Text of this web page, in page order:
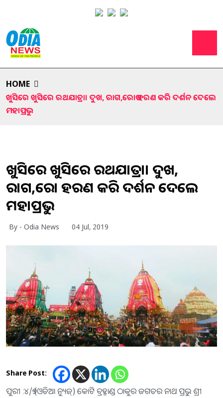
HOME
ଖୁସିରେ ଖୁସିରେ ରଥଯାତ୍ରା। ଦୁଖ, ରାଗ,ରୋଷ ହରଣ କରି ଦର୍ଶନ ଦେଲେ
ମହାପ୍ରଭୁ
ଖୁସିରେ ଖୁସିରେ ରଥଯାତ୍ରା। ଦୁଖ,
ରାଗ,ରୋଷ ହରଣ କରି ଦର୍ଶନ ଦେଲେ
ମହାପ୍ରଭୁ
By - Odia News 04 Jul, 2019
Share Post:
ପୁରୀ :୪/୭ (ଓଡିଆ ନ୍ୟୁଜ୍) କୋଟି ବ୍ରହ୍ମାଣ୍ଡ ଠାକୁର ଜଗତର ନାଥ ପ୍ରଭୁ ଶ୍ରୀ